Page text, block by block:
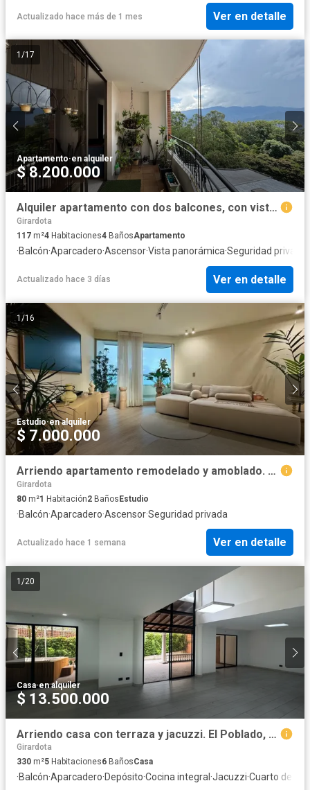
Actualizado hace más de 1 mes Ver en detalle
1 /17
Apartamento·en alquiler
$ 8.200.000
Alquiler apartamento con dos balcones, con vista. El Poblado.
Girardota
117 m²4 Habitaciones4 BañosApartamento
·Balcón·Aparcadero·Ascensor·Vista panorámica·Seguridad privada
Actualizado hace 3 días Ver en detalle
1 /16
Estudio·en alquiler
$ 7.000.000
Arriendo apartamento remodelado y amoblado. El Poblado, El Tesoro.
Girardota
80 m²1 Habitación2 BañosEstudio
·Balcón·Aparcadero·Ascensor·Seguridad privada
Actualizado hace 1 semana Ver en detalle
1 /20
Casa·en alquiler
$ 13.500.000
Arriendo casa con terraza y jacuzzi. El Poblado, El Tesoro.
Girardota
330 m²5 Habitaciones6 BañosCasa
·Balcón·Aparcadero·Depósito·Cocina integral ·Jacuzzi·Cuarto de